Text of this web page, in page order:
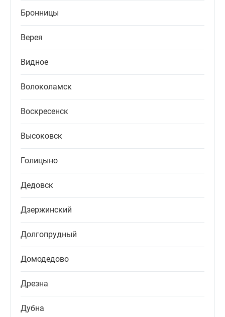
Бронницы
Верея
Видное
Волоколамск
Воскресенск
Высоковск
Голицыно
Дедовск
Дзержинский
Долгопрудный
Домодедово
Дрезна
Дубна